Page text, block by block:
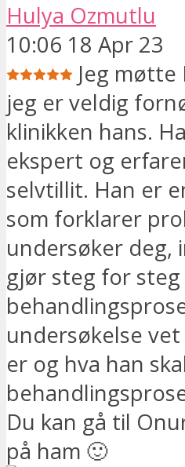
Hulya Ozmutlu
10:06 18 Apr 23
Jeg
jeg er veldig
klinikken hans.
ekspert og
selvtillit. Han er
som forklarer
undersøker deg,
gjør steg for
undersøkelse
er og hva han
Du kan gå til
på ham 🙂